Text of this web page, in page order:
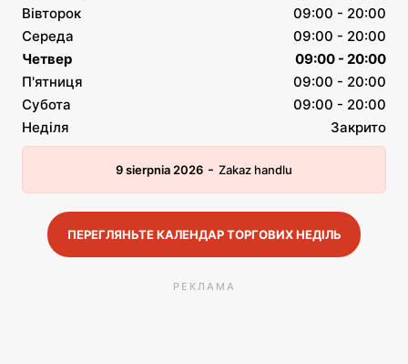
Вівторок
09:00 - 20:00
Середа
09:00 - 20:00
Четвер
09:00 - 20:00
П'ятниця
09:00 - 20:00
Субота
09:00 - 20:00
Неділя
Закрито
9 sierpnia 2026 - Zakaz handlu
ПЕРЕГЛЯНЬТЕ КАЛЕНДАР ТОРГОВИХ НЕДІЛЬ
РЕКЛАМА